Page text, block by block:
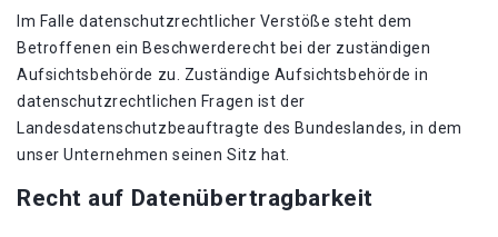
Im Falle datenschutzrechtlicher Verstöße steht dem
Betroffenen ein Beschwerderecht bei der zuständigen
Aufsichtsbehörde zu. Zuständige Aufsichtsbehörde in
datenschutzrechtlichen Fragen ist der
Landesdatenschutzbeauftragte des Bundeslandes, in dem
unser Unternehmen seinen Sitz hat.
Recht auf Datenübertragbarkeit